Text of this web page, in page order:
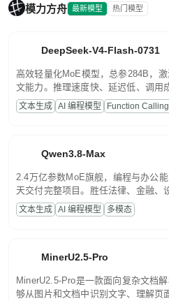
模力方舟 最新模型 热门模型
DeepSeek-V4-Flash-0731
高效轻量化MoE模型，总参284B，
文能力。推理速度快、延迟低、调用
高并发、轻量化任务，适合日常对话
文案处理等普惠刚需场景。
文本生成 AI 编程模型 Function Calling
Qwen3.8-Max
2.4万亿参数MoE旗舰，编程与办公
天交付完整项目。胜任法律、金融、
话端到端交付生产级成果。原生视觉
程，支持超长文档与长视频的深度语
文本生成 AI 编程模型 多模态
MinerU2.5-Pro
MinerU2.5-Pro是一款面向复杂文档
够从图片和文档中识别文字、理解页